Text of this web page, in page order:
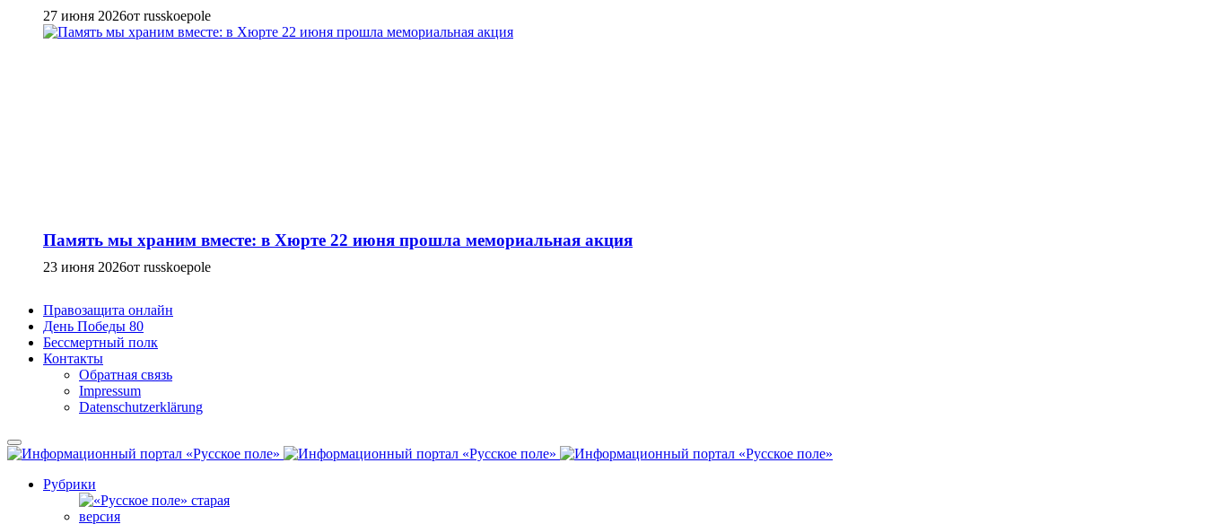
27 июня 2026от russkoepole
Память мы храним вместе: в Хюрте 22 июня прошла мемориальная акция
23 июня 2026от russkoepole
Правозащита онлайн
День Победы 80
Бессмертный полк
Контакты
Обратная связь
Impressum
Datenschutzerklärung
Рубрики